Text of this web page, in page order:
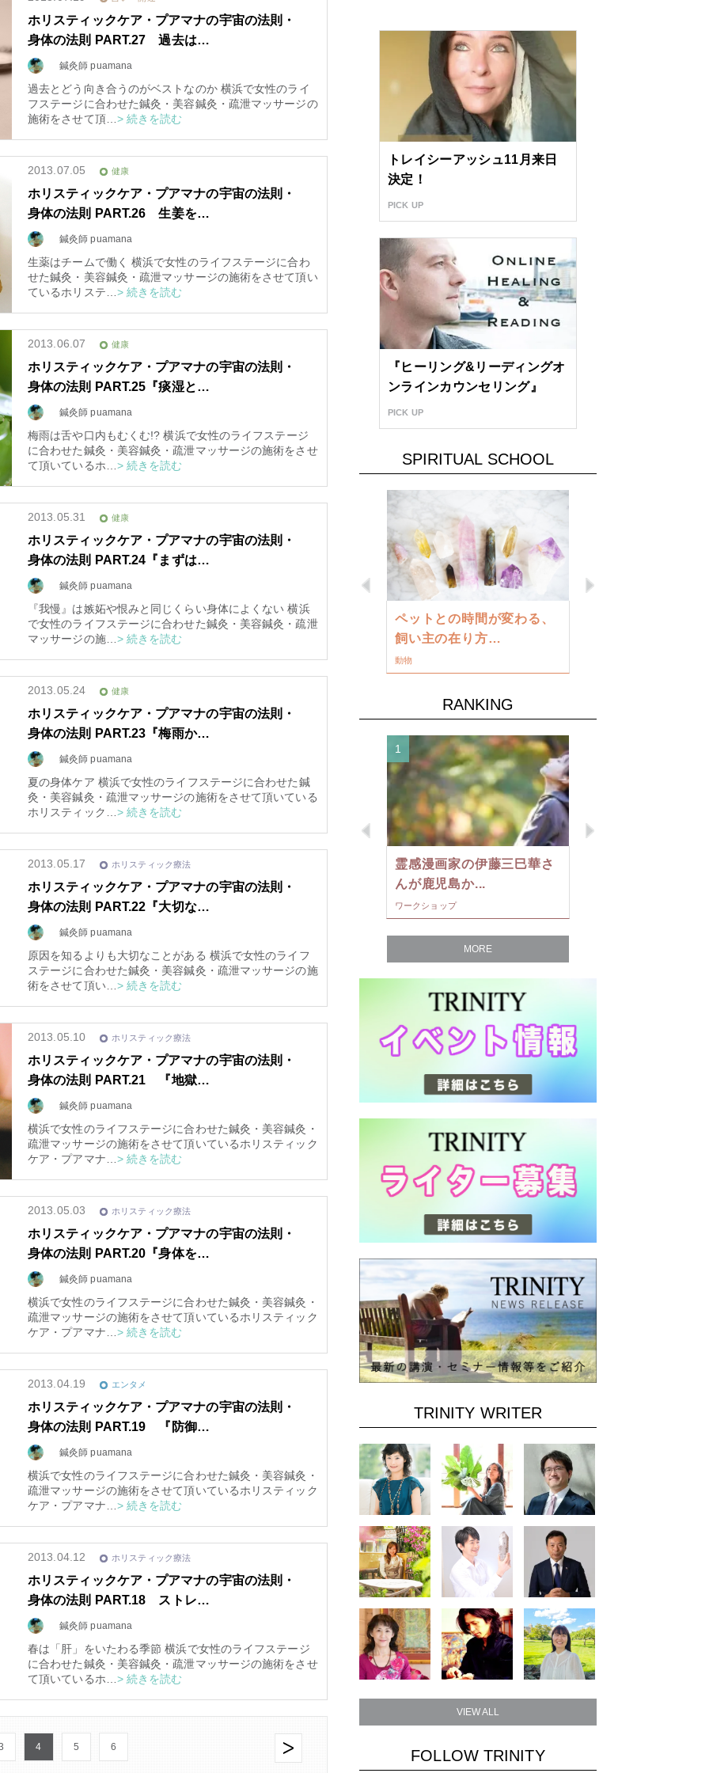
ホリスティックケア・プアマナの宇宙の法則・
身体の法則 PART.27 過去は…
鍼灸師 puamana
過去とどう向き合うのがベストなのか 横浜で女性のライ
フステージに合わせた鍼灸・美容鍼灸・疏泄マッサージの
施術をさせて頂… > 続きを読む
2013.07.05 健康
ホリスティックケア・プアマナの宇宙の法則・
身体の法則 PART.26 生姜を…
鍼灸師 puamana
生薬はチームで働く 横浜で女性のライフステージに合わ
せた鍼灸・美容鍼灸・疏泄マッサージの施術をさせて頂い
ているホリステ… > 続きを読む
2013.06.07 健康
ホリスティックケア・プアマナの宇宙の法則・
身体の法則 PART.25『痰湿と…
鍼灸師 puamana
梅雨は舌や口内もむくむ!? 横浜で女性のライフステージ
に合わせた鍼灸・美容鍼灸・疏泄マッサージの施術をさせ
て頂いているホ… > 続きを読む
2013.05.31 健康
ホリスティックケア・プアマナの宇宙の法則・
身体の法則 PART.24『まずは…
鍼灸師 puamana
『我慢』は嫉妬や恨みと同じくらい身体によくない 横浜
で女性のライフステージに合わせた鍼灸・美容鍼灸・疏泄
マッサージの施… > 続きを読む
2013.05.24 健康
ホリスティックケア・プアマナの宇宙の法則・
身体の法則 PART.23『梅雨か…
鍼灸師 puamana
夏の身体ケア 横浜で女性のライフステージに合わせた鍼
灸・美容鍼灸・疏泄マッサージの施術をさせて頂いている
ホリスティック… > 続きを読む
2013.05.17 ホリスティック療法
ホリスティックケア・プアマナの宇宙の法則・
身体の法則 PART.22『大切な…
鍼灸師 puamana
原因を知るよりも大切なことがある 横浜で女性のライフ
ステージに合わせた鍼灸・美容鍼灸・疏泄マッサージの施
術をさせて頂い… > 続きを読む
2013.05.10 ホリスティック療法
ホリスティックケア・プアマナの宇宙の法則・
身体の法則 PART.21 『地獄…
鍼灸師 puamana
横浜で女性のライフステージに合わせた鍼灸・美容鍼灸・
疏泄マッサージの施術をさせて頂いているホリスティック
ケア・プアマナ… > 続きを読む
2013.05.03 ホリスティック療法
ホリスティックケア・プアマナの宇宙の法則・
身体の法則 PART.20『身体を…
鍼灸師 puamana
横浜で女性のライフステージに合わせた鍼灸・美容鍼灸・
疏泄マッサージの施術をさせて頂いているホリスティック
ケア・プアマナ… > 続きを読む
2013.04.19 エンタメ
ホリスティックケア・プアマナの宇宙の法則・
身体の法則 PART.19 『防御…
鍼灸師 puamana
横浜で女性のライフステージに合わせた鍼灸・美容鍼灸・
疏泄マッサージの施術をさせて頂いているホリスティック
ケア・プアマナ… > 続きを読む
2013.04.12 ホリスティック療法
ホリスティックケア・プアマナの宇宙の法則・
身体の法則 PART.18 ストレ…
鍼灸師 puamana
春は「肝」をいたわる季節 横浜で女性のライフステージ
に合わせた鍼灸・美容鍼灸・疏泄マッサージの施術をさせ
て頂いているホ… > 続きを読む
4 5 6
トレイシーアッシュ11月来日
決定！
PICK UP
『ヒーリング&リーディングオ
ンラインカウンセリング』
PICK UP
SPIRITUAL SCHOOL
Previous
かす原動力～あ…
インタビュー
ペットとの時間が変わる、
飼い主の在り方…
動物
RANKING
Previous
「片方だけの話を聞いてう
のみにし味方...
スピリチュアル
1
霊感漫画家の伊藤三巳華さ
んが鹿児島か...
ワークショップ
MORE
TRINITY WRITER
VIEW ALL
FOLLOW TRINITY